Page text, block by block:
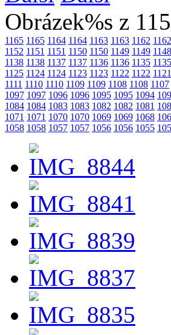
Obrázek%s z 115
1165 1165 1164 1164 1163 1163 1162 1162
1152 1151 1151 1150 1150 1149 1149 1148
1138 1138 1137 1137 1136 1136 1135 1135
1125 1124 1124 1123 1123 1122 1122 1121
1111 1110 1110 1109 1109 1108 1108 1107
1097 1097 1096 1096 1095 1095 1094
1084 1084 1083 1083 1082 1082 1081
1071 1071 1070 1070 1069 1069 1068
1058 1058 1057 1057 1056 1056 1055